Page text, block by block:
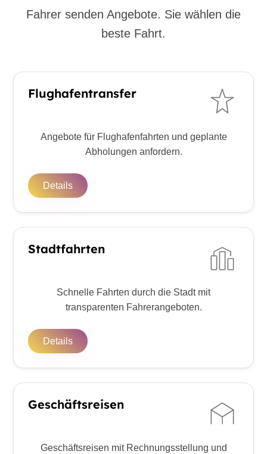
Fahrer senden Angebote. Sie wählen die
beste Fahrt.
Flughafentransfer
Angebote für Flughafenfahrten und geplante
Abholungen anfordern.
Details
Stadtfahrten
Schnelle Fahrten durch die Stadt mit
transparenten Fahrerangeboten.
Details
Geschäftsreisen
Geschäftsreisen mit Rechnungsstellung und